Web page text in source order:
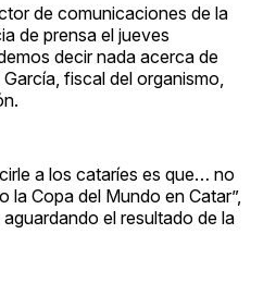
de comunicaciones de la
de prensa el jueves
decir nada acerca de
fiscal del organismo,
a los cataríes es que… no
la Copa del Mundo en Catar”,
el resultado de la